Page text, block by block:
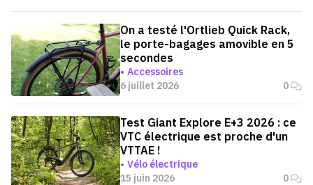
On a testé l'Ortlieb Quick Rack,
le porte-bagages amovible en 5
secondes
Accessoires
6 juillet 2026
0
Test Giant Explore E+3 2026 : ce
VTC électrique est proche d'un
VTTAE !
Vélo électrique
15 juin 2026
0